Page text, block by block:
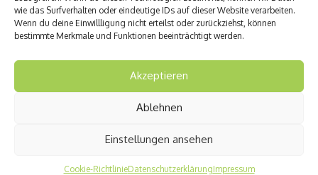
wie das Surfverhalten oder eindeutige IDs auf dieser Website verarbeiten.
Wenn du deine Einwillligung nicht erteilst oder zurückziehst, können
bestimmte Merkmale und Funktionen beeinträchtigt werden.
Akzeptieren
Ablehnen
Einstellungen ansehen
Cookie-RichtlinieDatenschutzerklärungImpressum
Kann man Hunde vegan ernähren?
Athens by Domes